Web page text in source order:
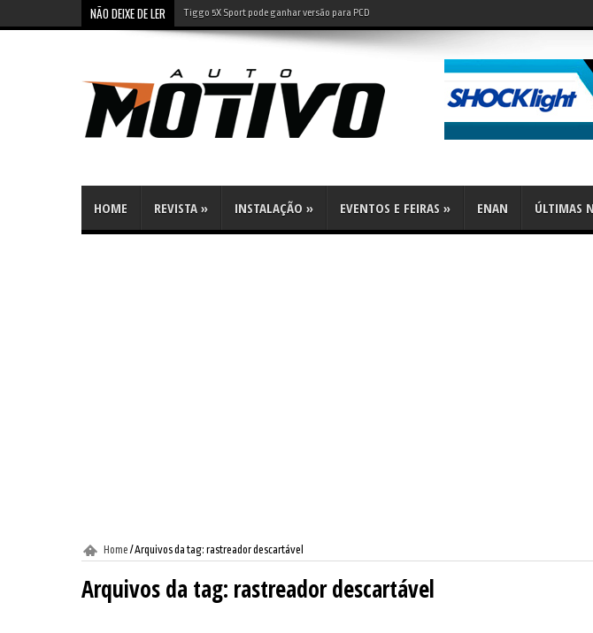
NÃO DEIXE DE LER Tiggo 5X Sport pode ganhar versão para PCD
HOME REVISTA » INSTALAÇÃO » EVENTOS E FEIRAS » ENAN ÚLTIMAS
Home /Arquivos da tag: rastreador descartável
Arquivos da tag: rastreador descartável